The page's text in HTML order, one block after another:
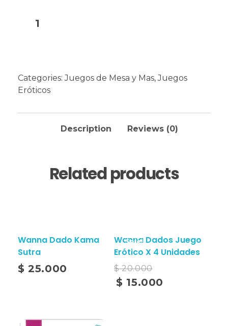
Categories:Juegos de Mesa y Mas,Juegos
Eróticos
Description Reviews (0)
Related products
Wanna Dado Kama
Sutra
$ 25.000
Sale!
Wanna Dados Juego
Erótico X 4 Unidades
$20.000
$ 15.000